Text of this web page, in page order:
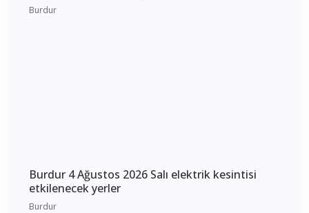
Burdur
Burdur 4 Ağustos 2026 Salı elektrik kesintisi
etkilenecek yerler
Burdur